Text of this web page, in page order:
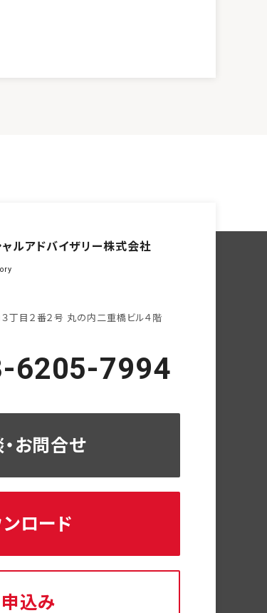
ルアドバイザリー株式会社
丁目２番２号 丸の内二重橋ビル４階
6205-7994
お問合せ
ロード
込み